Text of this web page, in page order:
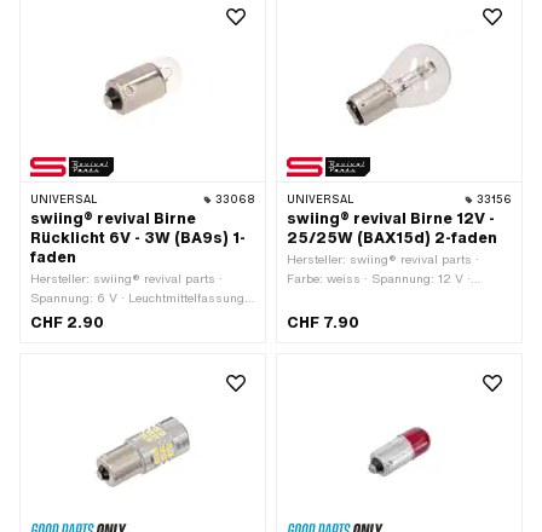
· Ø Lampenkopf: 25 mm · LED: Nein
UNIVERSAL 33068
swiing® revival Birne
Rücklicht 6V - 3W (BA9s) 1-
faden
Hersteller: swiing® revival parts ·
Spannung: 6 V · Leuchtmittelfassung:
BA9s · Gesamtlänge: 23 mm · Farbe:
CHF 2.90
UNIVERSAL 33156
swiing® revival Birne 12V -
25/25W (BAX15d) 2-faden
Hersteller: swiing® revival parts ·
Farbe: weiss · Spannung: 12 V ·
Leistung: 25 W · Ø Sockel: 15 mm ·
CHF 7.90